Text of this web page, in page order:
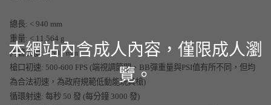
總長: < 940 mm
重量: < 11,564 g
內管長度:< 501 mm
槍口初速: 500-600 FPS (端視調節閥、BB彈重量與PSI值有所不同，但均
為合法初速，為政府規範低動能玩具槍)
循環射速: 每秒 50 發 (每分鐘 3000 發)
本網站內含成人內容，僅限成人瀏
覽。